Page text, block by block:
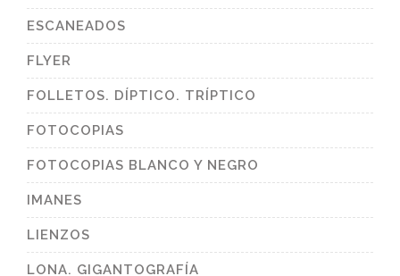
ESCANEADOS
FLYER
FOLLETOS. DÍPTICO. TRÍPTICO
FOTOCOPIAS
FOTOCOPIAS BLANCO Y NEGRO
IMANES
LIENZOS
LONA. GIGANTOGRAFÍA